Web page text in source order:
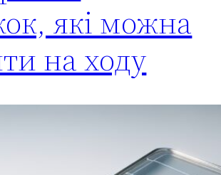
які можна
на ходу